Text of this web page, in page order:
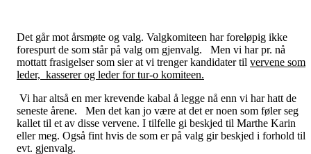
Det går mot årsmøte og valg. Valgkomiteen har foreløpig ikke
forespurt de som står på valg om gjenvalg. Men vi har pr. nå
mottatt frasigelser som sier at vi trenger kandidater til vervene som
leder, kasserer og leder for tur-o komiteen.
Vi har altså en mer krevende kabal å legge nå enn vi har hatt de
seneste årene. Men det kan jo være at det er noen som føler seg
kallet til et av disse vervene. I tilfelle gi beskjed til Marthe Karin
eller meg. Også fint hvis de som er på valg gir beskjed i forhold til
evt. gjenvalg.